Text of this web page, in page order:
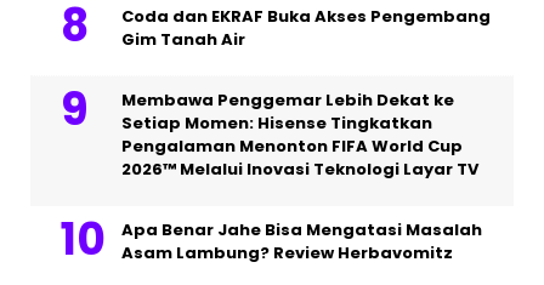
Coda dan EKRAF Buka Akses Pengembang
Gim Tanah Air
Membawa Penggemar Lebih Dekat ke
Setiap Momen: Hisense Tingkatkan
Pengalaman Menonton FIFA World Cup
2026™ Melalui Inovasi Teknologi Layar TV
Apa Benar Jahe Bisa Mengatasi Masalah
Asam Lambung? Review Herbavomitz